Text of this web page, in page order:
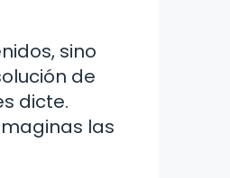
sino
de
dicte.
las